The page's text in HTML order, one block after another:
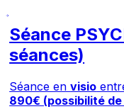
Séance
séances)
Séance envisio
890€ (possibilité